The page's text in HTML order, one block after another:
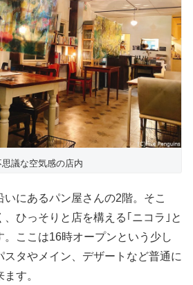
思議な空気感の店内
にあるパン屋さんの2階。そこ
ひっそりと店を構える｢ニコラ｣と
。ここは16時オープンという少し
タやメイン、デザートなど普通に
す。